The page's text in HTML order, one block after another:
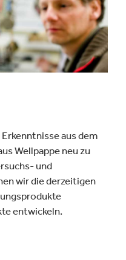
aus dem
Wellpappe neu zu
und
wir die derzeitigen
entwickeln.